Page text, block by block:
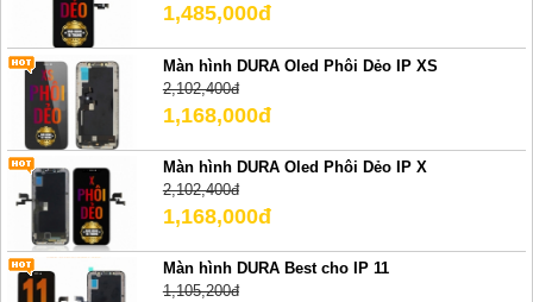
1,485,000đ
Màn hình DURA Oled Phôi Dẻo IP XS
2,102,400đ
1,168,000đ
Màn hình DURA Oled Phôi Dẻo IP X
2,102,400đ
1,168,000đ
Màn hình DURA Best cho IP 11
1,105,200đ